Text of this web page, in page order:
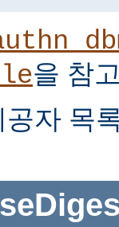
을 참
공자 목